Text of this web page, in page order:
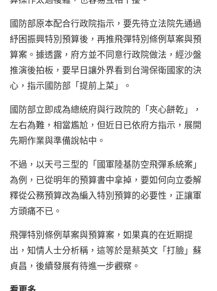
國防部原本配合行政院指示，要先待立法院先通過
紓困振興特別預算後，再推飛彈特別條例草案與預
算案。據透露，府方並不同意行政院做法，經沙盤
推演後拍板，要早日讓外界看到台灣保衛國家的決
心，指示國防部「提前上菜」。
國防部立即成為總統府與行政院的「夾心餅乾」，
左右為難，相當尷尬，但近日已依府方指示，展開
先期作業與準備說帖中。
不過，以天弓三型的「國軍陸基防空飛彈系統案」
為例，已從明年的預算書中拿掉，要如何向立委解
釋從公務預算改為編入特別預算的必要性，正讓軍
方頭痛不已。
飛彈特別條例草案與預算案，如果真的在近期提
出，知情人士分析稱，這等於是蔡英文「打臉」蘇
貞昌，後續發展有待進一步觀察。